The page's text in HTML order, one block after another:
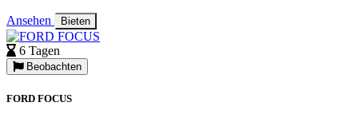
Ansehen Bieten
6 Tagen
Beobachten
FORD FOCUS